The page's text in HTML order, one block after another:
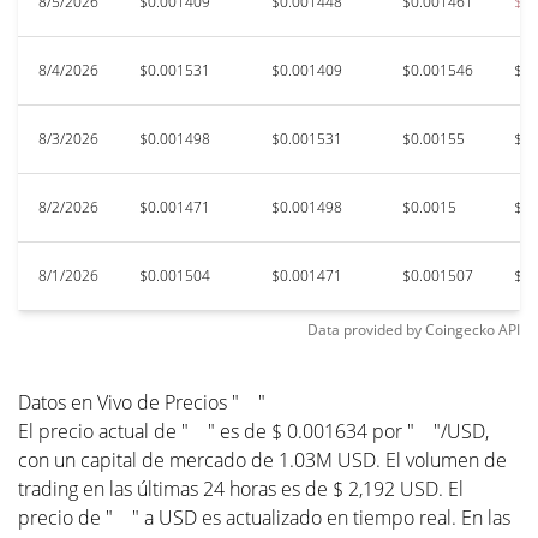
8/4/2026 $0.001531 $0.001409 $0.001546
8/3/2026 $0.001498 $0.001531 $0.00155
8/2/2026 $0.001471 $0.001498 $0.0015
8/1/2026 $0.001504 $0.001471 $0.001507
Data provided byCoingeckoAPI
Datos en Vivo de Precios " "
El precio actual de " " es de $ 0.001634 por " "/USD,
con un capital de mercado de 1.03M USD. El volumen de
trading en las últimas 24 horas es de $ 2,192 USD. El
precio de " " a USD es actualizado en tiempo real. En las